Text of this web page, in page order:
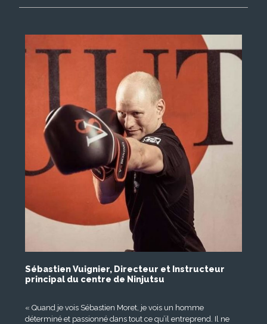
Sébastien Vuignier, Directeur et Instructeur
principal du centre de Ninjutsu​
« Quand je vois Sébastien Moret, je vois un homme
déterminé et passionné dans tout ce qu’il entreprend. Il ne